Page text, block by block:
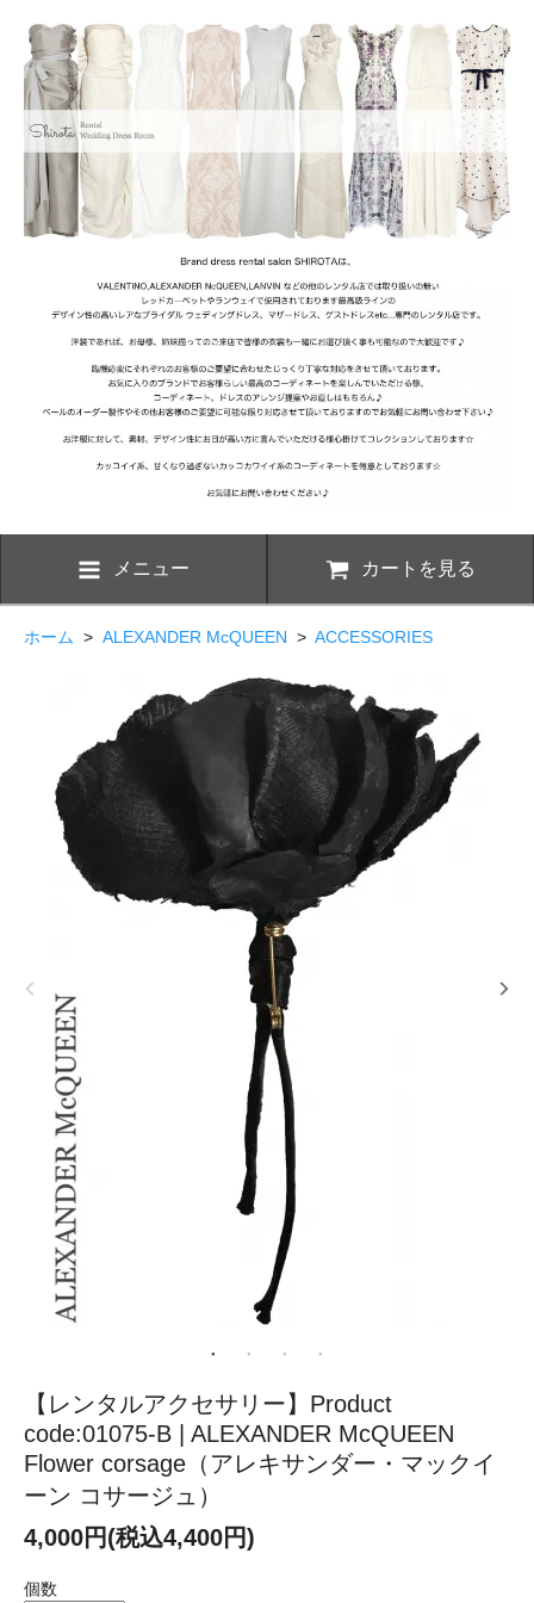
メニュー カートを見る
ホーム > ALEXANDER McQUEEN > ACCESSORIES
【レンタルアクセサリー】Product
code:01075-B | ALEXANDER McQUEEN
Flower corsage（アレキサンダー・マックイ
ーン コサージュ）
4,000円(税込4,400円)
個数